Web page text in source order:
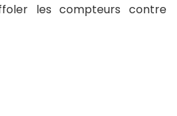
les compteurs contre